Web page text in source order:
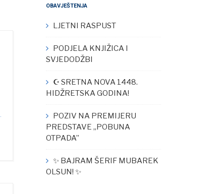
OBAVJEŠTENJA
LJETNI RASPUST
PODJELA KNJIŽICA I
SVJEDODŽBI
☪︎ SRETNA NOVA 1448.
HIDŽRETSKA GODINA!
POZIV NA PREMIJERU
PREDSTAVE „POBUNA
OTPADA”
✨ BAJRAM ŠERIF MUBAREK
OLSUN! ✨